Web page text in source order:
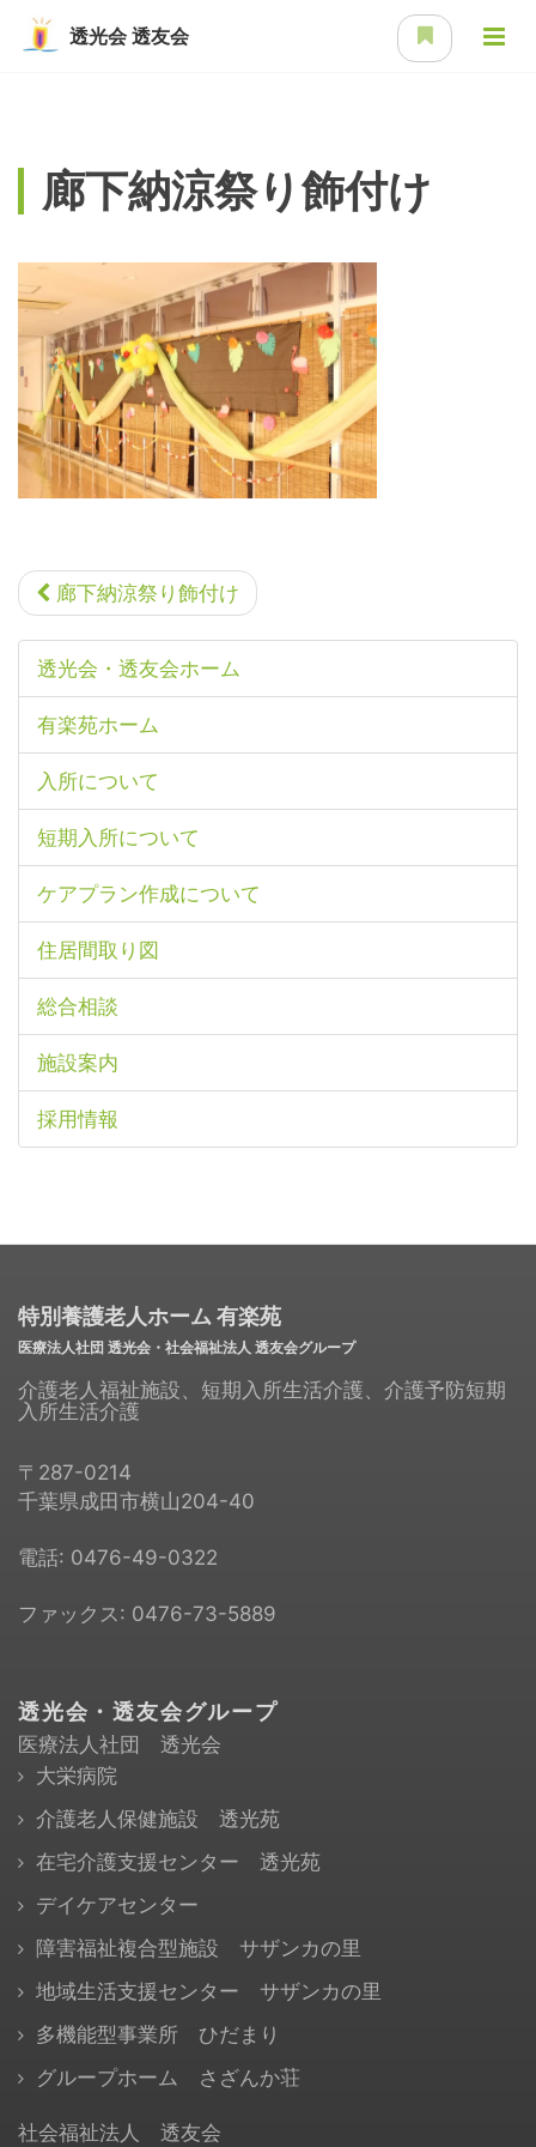
透光会透友会
廊下納涼祭り飾付け
廊下納涼祭り飾付け
透光会・透友会ホーム
有楽苑ホーム
入所について
短期入所について
ケアプラン作成について
住居間取り図
総合相談
施設案内
採用情報
特別養護老人ホーム 有楽苑
医療法人社団 透光会・社会福祉法人 透友会グループ
介護老人福祉施設、短期入所生活介護、介護予防短期
入所生活介護
〒287-0214
千葉県成田市横山204-40
電話: 0476-49-0322
ファックス: 0476-73-5889
透光会・透友会グループ
医療法人社団 透光会
大栄病院
介護老人保健施設 透光苑
在宅介護支援センター 透光苑
デイケアセンター
障害福祉複合型施設 サザンカの里
地域生活支援センター サザンカの里
多機能型事業所 ひだまり
グループホーム さざんか荘
社会福祉法人 透友会